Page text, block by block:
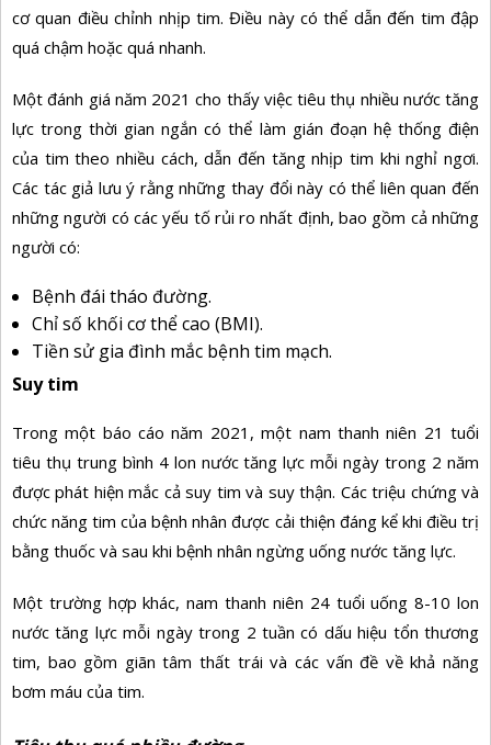
cơ quan điều chỉnh nhịp tim. Điều này có thể dẫn đến tim đập
quá chậm hoặc quá nhanh.
Một đánh giá năm 2021 cho thấy việc tiêu thụ nhiều nước tăng
lực trong thời gian ngắn có thể làm gián đoạn hệ thống điện
của tim theo nhiều cách, dẫn đến tăng nhịp tim khi nghỉ ngơi.
Các tác giả lưu ý rằng những thay đổi này có thể liên quan đến
những người có các yếu tố rủi ro nhất định, bao gồm cả những
người có:
Bệnh đái tháo đường.
Chỉ số khối cơ thể cao (BMI).
Tiền sử gia đình mắc bệnh tim mạch.
Suy tim
Trong một báo cáo năm 2021, một nam thanh niên 21 tuổi
tiêu thụ trung bình 4 lon nước tăng lực mỗi ngày trong 2 năm
được phát hiện mắc cả suy tim và suy thận. Các triệu chứng và
chức năng tim của bệnh nhân được cải thiện đáng kể khi điều trị
bằng thuốc và sau khi bệnh nhân ngừng uống nước tăng lực.
Một trường hợp khác, nam thanh niên 24 tuổi uống 8-10 lon
nước tăng lực mỗi ngày trong 2 tuần có dấu hiệu tổn thương
tim, bao gồm giãn tâm thất trái và các vấn đề về khả năng
bơm máu của tim.